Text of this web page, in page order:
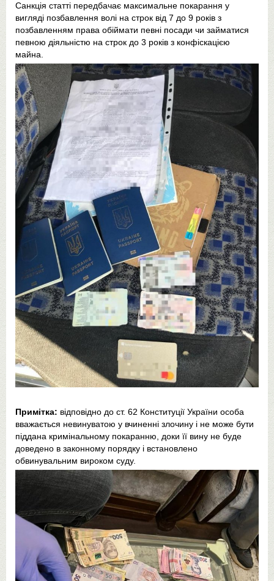
Санкція статті передбачає максимальне покарання у
вигляді позбавлення волі на строк від 7 до 9 років з
позбавленням права обіймати певні посади чи займатися
певною діяльністю на строк до 3 років з конфіскацією
майна.
Примітка: відповідно до ст. 62 Конституції України особа
вважається невинуватою у вчиненні злочину і не може бути
піддана кримінальному покаранню, доки її вину не буде
доведено в законному порядку і встановлено
обвинувальним вироком суду.